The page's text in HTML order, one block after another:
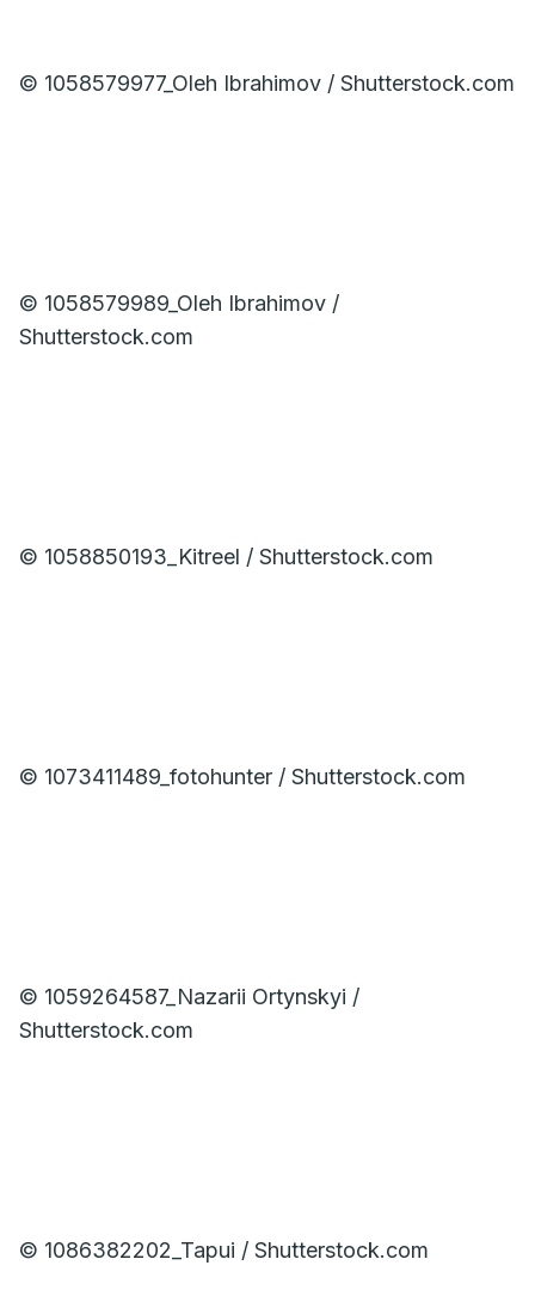
© 1058579977_Oleh Ibrahimov / Shutterstock.com
© 1058579989_Oleh Ibrahimov /
Shutterstock.com
© 1058850193_Kitreel / Shutterstock.com
© 1073411489_fotohunter / Shutterstock.com
© 1059264587_Nazarii Ortynskyi /
Shutterstock.com
© 1086382202_Tapui / Shutterstock.com